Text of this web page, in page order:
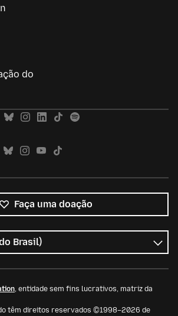
do
Faça uma doação
, entidade sem fins lucrativos, matriz da
têm direitos reservados ©1998–2026 de